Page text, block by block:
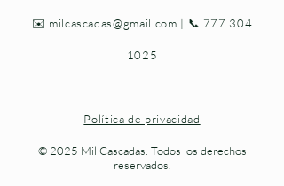
✉️ milcascadas@gmail.com | 📞 777 304
1025
Política de privacidad
© 2025 Mil Cascadas. Todos los derechos
reservados.